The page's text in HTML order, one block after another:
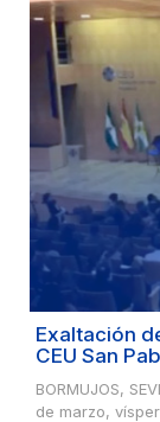
Exaltación
CEU San
BORMUJOS,
de marzo,